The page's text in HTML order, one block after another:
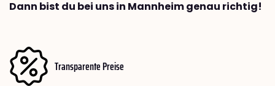
Dann bist du bei uns in Mannheim genau richtig!
Transparente Preise